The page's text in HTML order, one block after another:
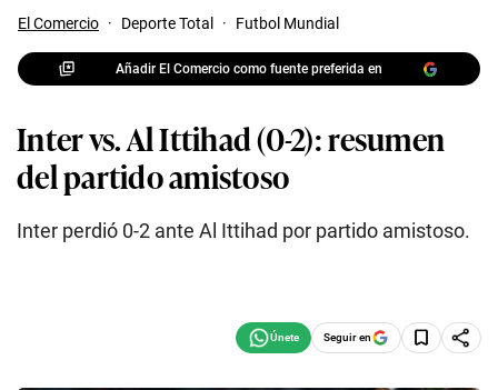
El Comercio · Deporte Total · Futbol Mundial
Añadir El Comercio como fuente preferida en
Inter vs. Al Ittihad (0-2): resumen
del partido amistoso
Inter perdió 0-2 ante Al Ittihad por partido amistoso.
Seguir en